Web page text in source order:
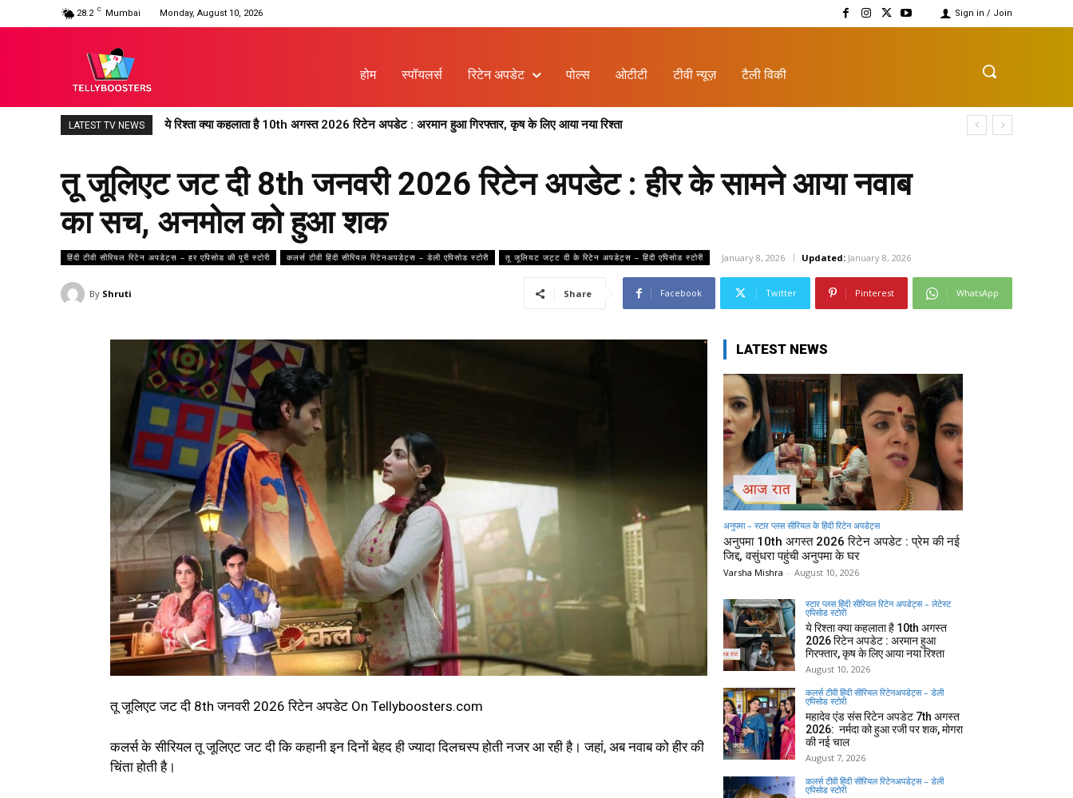
28.2 C Mumbai Monday, August 10, 2026 Sign in / Join
होम स्पॉयलर्स रिटेन अपडेट पोल्स ओटीटी टीवी न्यूज़ टैली विकी
LATEST TV NEWS ये रिश्ता क्या कहलाता है 10th अगस्त 2026 रिटेन अपडेट : अरमान हुआ गिरफ्तार, कृष के लिए आया नया रिश्ता
तू जूलिएट जट दी 8th जनवरी 2026 रिटेन अपडेट : हीर के सामने आया नवाब
का सच, अनमोल को हुआ शक
हिंदी टीवी सीरियल रिटेन अपडेट्स – हर एपिसोड की पूरी स्टोरी कलर्स टीवी हिंदी सीरियल रिटेनअपडेट्स – डेली एपिसोड स्टोरी तू जूलियट जट्ट दी के रिटेन अपडेट्स – हिंदी एपिसोड स्टोरी January 8, 2026 Updated: January 8, 2026
By Shruti Share Facebook Twitter Pinterest WhatsApp
तू जूलिएट जट दी 8th जनवरी 2026 रिटेन अपडेट On Tellyboosters.com
कलर्स के सीरियल तू जूलिएट जट दी कि कहानी इन दिनों बेहद ही ज्यादा दिलचस्प होती नजर आ रही है। जहां, अब नवाब को हीर की
चिंता होती है।
LATEST NEWS
अनुपमा – स्टार प्लस सीरियल के हिंदी रिटेन अपडेट्स
अनुपमा 10th अगस्त 2026 रिटेन अपडेट : प्रेम की नई
जिद्द, वसुंधरा पहुंची अनुपमा के घर
Varsha Mishra - August 10, 2026
स्टार प्लस हिंदी सीरियल रिटेन अपडेट्स – लेटेस्ट
एपिसोड स्टोरी
ये रिश्ता क्या कहलाता है 10th अगस्त
2026 रिटेन अपडेट : अरमान हुआ
गिरफ्तार, कृष के लिए आया नया रिश्ता
August 10, 2026
कलर्स टीवी हिंदी सीरियल रिटेनअपडेट्स – डेली
एपिसोड स्टोरी
महादेव एंड संस रिटेन अपडेट 7th अगस्त
2026: नर्मदा को हुआ रजी पर शक, मोगरा
की नई चाल
August 7, 2026
कलर्स टीवी हिंदी सीरियल रिटेनअपडेट्स – डेली
एपिसोड स्टोरी